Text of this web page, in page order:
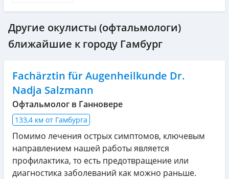
Другие окулисты (офтальмологи)
ближайшие к городу Гамбург
Fachärztin für Augenheilkunde Dr.
Nadja Salzmann
Офтальмолог в Ганновере
133,4 км от Гамбурга
Помимо лечения острых симптомов, ключевым
направлением нашей работы является
профилактика, то есть предотвращение или
диагностика заболеваний как можно раньше.